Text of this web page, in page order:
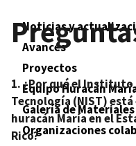
Noticias y
Avances
Proyectos
Equipo Huracán
Galería de Materiales
Organizaciones
1. ¿Por qué el Instituto
Tecnología (NIST)
huracán María en el
Rico?